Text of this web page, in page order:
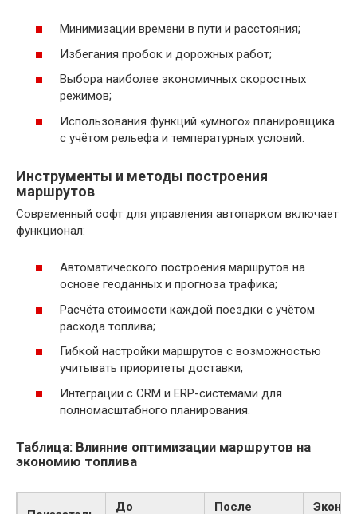
Минимизации времени в пути и расстояния;
Избегания пробок и дорожных работ;
Выбора наиболее экономичных скоростных
режимов;
Использования функций «умного» планировщика
с учётом рельефа и температурных условий.
Инструменты и методы построения
маршрутов
Современный софт для управления автопарком включает
функционал:
Автоматического построения маршрутов на
основе геоданных и прогноза трафика;
Расчёта стоимости каждой поездки с учётом
расхода топлива;
Гибкой настройки маршрутов с возможностью
учитывать приоритеты доставки;
Интеграции с CRM и ERP-системами для
полномасштабного планирования.
Таблица: Влияние оптимизации маршрутов на
экономию топлива
До После